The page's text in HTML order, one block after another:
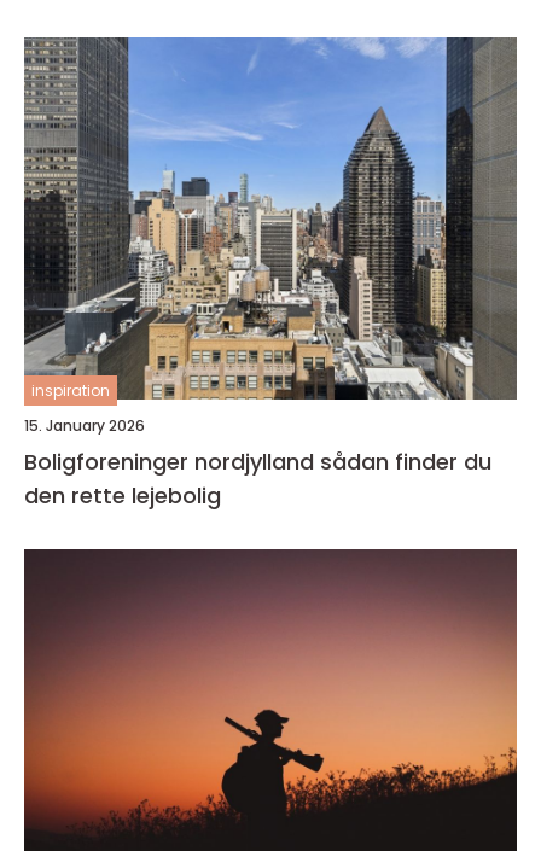
inspiration
15. January 2026
Boligforeninger nordjylland sådan finder du
den rette lejebolig